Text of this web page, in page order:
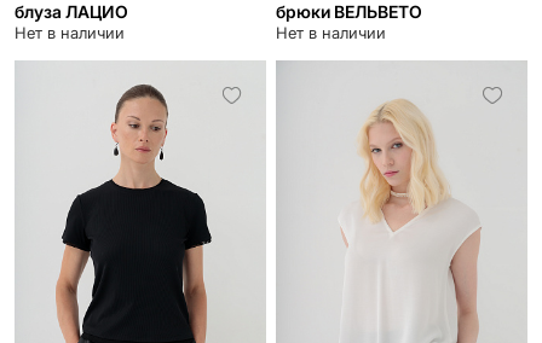
блуза ЛАЦИО
Нет в наличии
брюки ВЕЛЬВЕТО
Нет в наличии